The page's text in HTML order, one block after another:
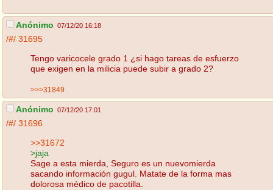
Anónimo 07/12/20 16:18
/#/ 31695
Tengo varicocele grado 1 ¿si hago tareas de esfuerzo
que exigen en la milicia puede subir a grado 2?
>>>31849
Anónimo 07/12/20 17:01
/#/ 31696
>>31672
>jaja
Sage a esta mierda, Seguro es un nuevomierda
sacando información gugul. Matate de la forma mas
dolorosa médico de pacotilla.